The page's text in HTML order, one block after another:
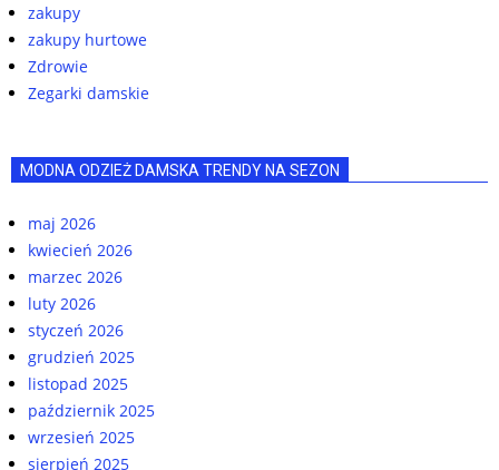
zakupy
zakupy hurtowe
Zdrowie
Zegarki damskie
MODNA ODZIEŻ DAMSKA TRENDY NA SEZON
maj 2026
kwiecień 2026
marzec 2026
luty 2026
styczeń 2026
grudzień 2025
listopad 2025
październik 2025
wrzesień 2025
sierpień 2025